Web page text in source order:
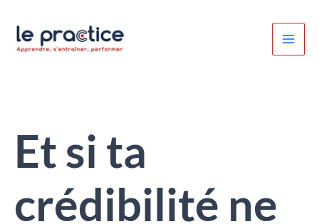
contenu
Et si ta
crédibilité ne